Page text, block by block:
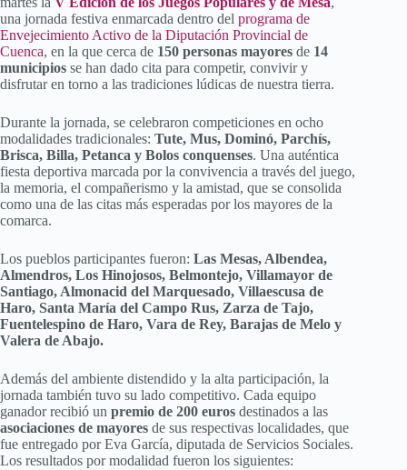
una jornada festiva enmarcada dentro del programa de
Envejecimiento Activo de la Diputación Provincial de
Cuenca, en la que cerca de 150 personas mayores de 14
municipios se han dado cita para competir, convivir y
disfrutar en torno a las tradiciones lúdicas de nuestra tierra.
Durante la jornada, se celebraron competiciones en ocho
modalidades tradicionales: Tute, Mus, Dominó, Parchís,
Brisca, Billa, Petanca y Bolos conquenses. Una auténtica
fiesta deportiva marcada por la convivencia a través del juego,
la memoria, el compañerismo y la amistad, que se consolida
como una de las citas más esperadas por los mayores de la
comarca.
Los pueblos participantes fueron: Las Mesas, Albendea,
Almendros, Los Hinojosos, Belmontejo, Villamayor de
Santiago, Almonacid del Marquesado, Villaescusa de
Haro, Santa María del Campo Rus, Zarza de Tajo,
Fuentelespino de Haro, Vara de Rey, Barajas de Melo y
Valera de Abajo.
Además del ambiente distendido y la alta participación, la
jornada también tuvo su lado competitivo. Cada equipo
ganador recibió un premio de 200 euros destinados a las
asociaciones de mayores de sus respectivas localidades, que
fue entregado por Eva García, diputada de Servicios Sociales.
Los resultados por modalidad fueron los siguientes: